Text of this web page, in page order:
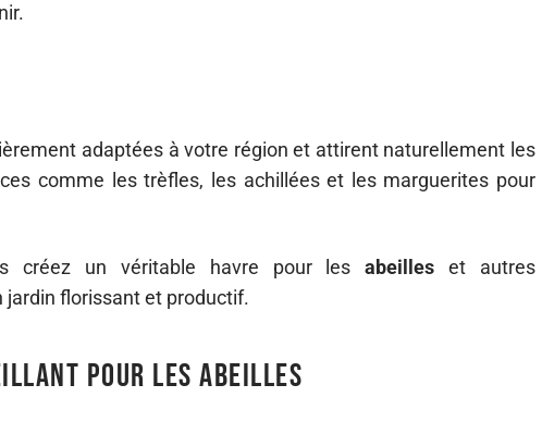
adaptées à votre région et attirent naturellement les
comme les trèfles, les achillées et les marguerites pour
créez un véritable havre pour lesabeilles et autres
jardin florissant et productif.
pour les abeilles